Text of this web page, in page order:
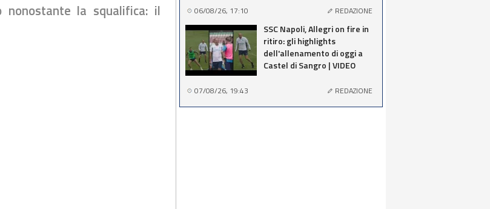
nonostante la squalifica: il
06/08/26, 17:10 REDAZIONE
SSC Napoli, Allegri on fire in
ritiro: gli highlights
dell'allenamento di oggi a
Castel di Sangro | VIDEO
07/08/26, 19:43 REDAZIONE